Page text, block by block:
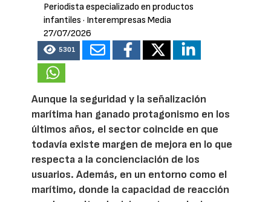
Periodista especializado en productos
infantiles · Interempresas Media
27/07/2026
5301
Aunque la seguridad y la señalización
marítima han ganado protagonismo en los
últimos años, el sector coincide en que
todavía existe margen de mejora en lo que
respecta a la concienciación de los
usuarios. Además, en un entorno como el
marítimo, donde la capacidad de reacción